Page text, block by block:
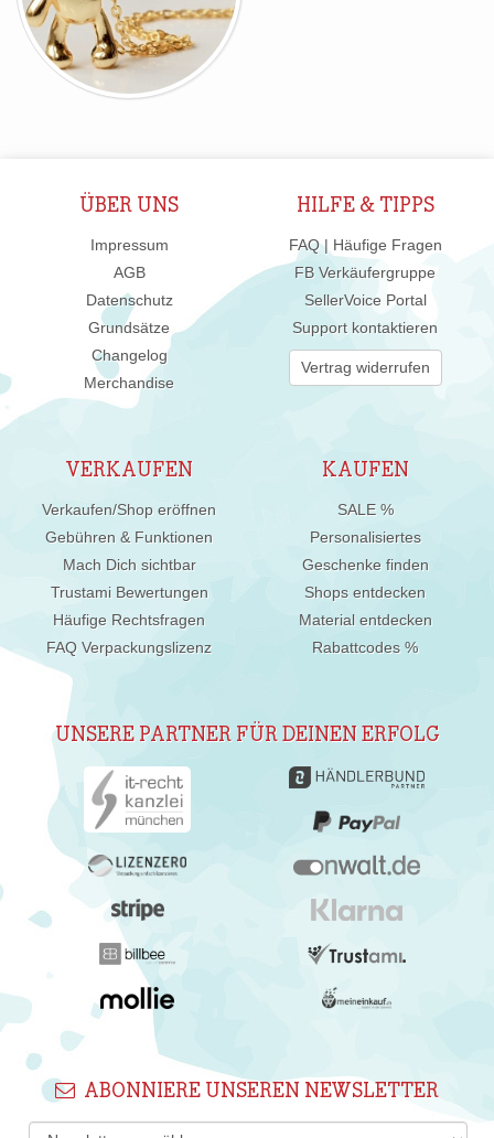
ÜBER UNS
Impressum
AGB
Datenschutz
Grundsätze
Changelog
Merchandise
HILFE & TIPPS
FAQ | Häufige Fragen
FB Verkäufergruppe
SellerVoice Portal
Support kontaktieren
Vertrag widerrufen
VERKAUFEN
Verkaufen/Shop eröffnen
Gebühren & Funktionen
Mach Dich sichtbar
Trustami Bewertungen
Häufige Rechtsfragen
FAQ Verpackungslizenz
KAUFEN
SALE %
Personalisiertes
Geschenke finden
Shops entdecken
Material entdecken
Rabattcodes %
UNSERE PARTNER FÜR DEINEN ERFOLG
ABONNIERE UNSEREN NEWSLETTER